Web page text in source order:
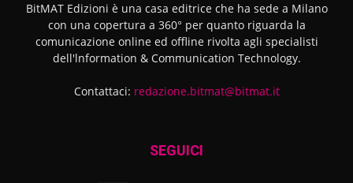
BitMAT Edizioni è una casa editrice che ha sede a Milano
con una copertura a 360° per quanto riguarda la
comunicazione online ed offline rivolta agli specialisti
dell'lnformation & Communication Technology.
Contattaci: redazione.bitmat@bitmat.it
SEGUICI